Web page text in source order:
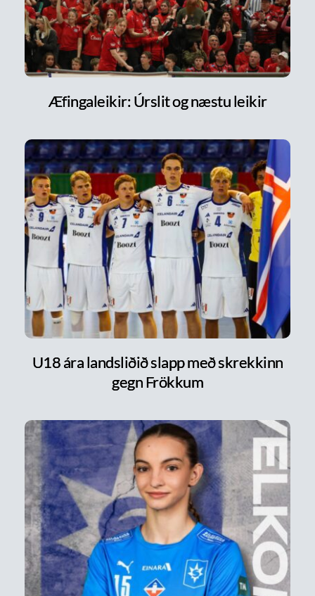
Æfingaleikir: Úrslit og næstu leikir
U18 ára landsliðið slapp með skrekkinn
gegn Frökkum